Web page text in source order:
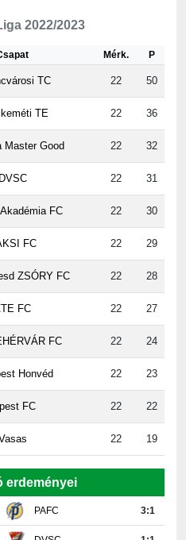
22
TE 22 36
Master Good 22 32
22 31
FC 22 30
FC 22 29
ZSÓRY FC 22 28
FC 22 27
FC 22 24
Honvéd 22 23
FC 22 22
22 19
PAFC
DVSC 1:1
ZTE 3:1